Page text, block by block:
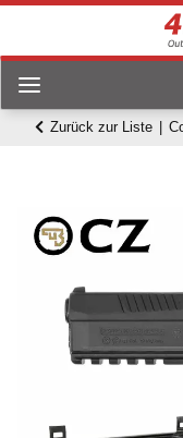
Zurück zur Liste